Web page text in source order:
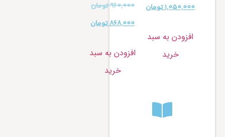
1,050,000تومان
افزودن به سبد
خرید
960,000تومان
868,000تومان
افزودن به سبد
خرید